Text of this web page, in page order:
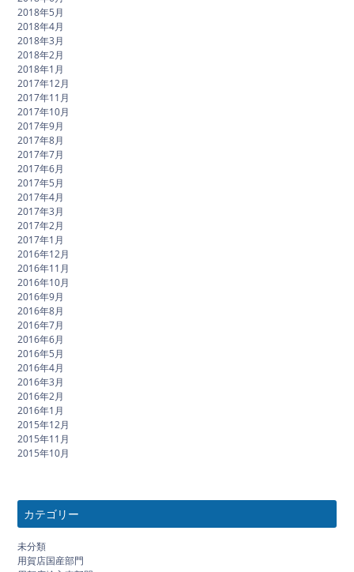
2018年5月
2018年4月
2018年3月
2018年2月
2018年1月
2017年12月
2017年11月
2017年10月
2017年9月
2017年8月
2017年7月
2017年6月
2017年5月
2017年4月
2017年3月
2017年2月
2017年1月
2016年12月
2016年11月
2016年10月
2016年9月
2016年8月
2016年7月
2016年6月
2016年5月
2016年4月
2016年3月
2016年2月
2016年1月
2015年12月
2015年11月
2015年10月
カテゴリー
未分類
用賀店国産部門